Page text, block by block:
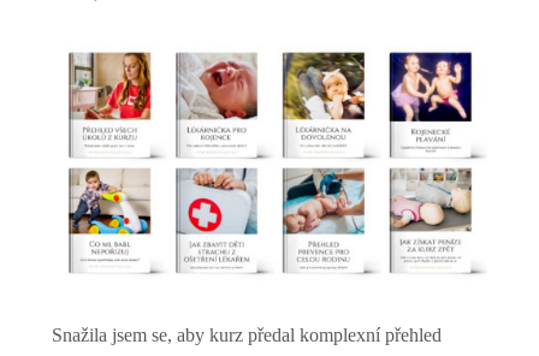
Snažila jsem se, aby kurz předal komplexní přehled